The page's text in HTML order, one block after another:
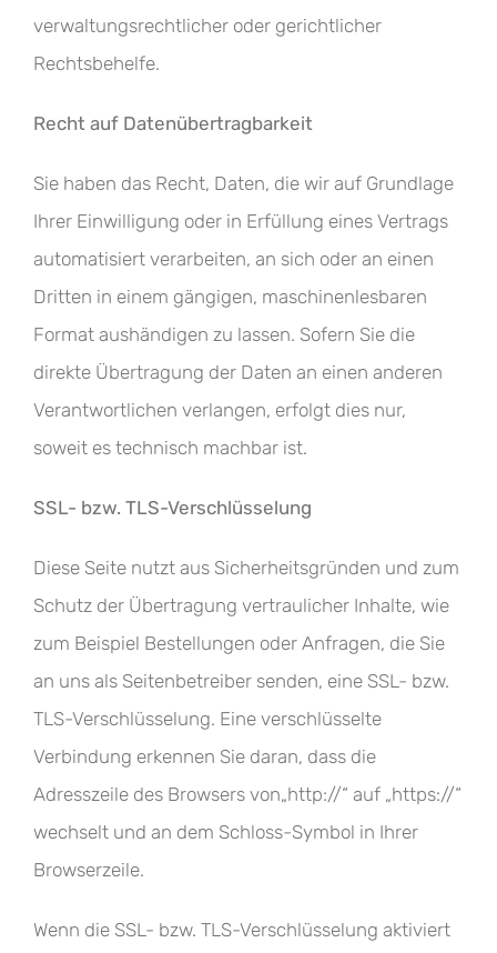
verwaltungsrechtlicher oder gerichtlicher
Rechtsbehelfe.
Recht auf Datenübertragbarkeit
Sie haben das Recht, Daten, die wir auf Grundlage
Ihrer Einwilligung oder in Erfüllung eines Vertrags
automatisiert verarbeiten, an sich oder an einen
Dritten in einem gängigen, maschinenlesbaren
Format aushändigen zu lassen. Sofern Sie die
direkte Übertragung der Daten an einen anderen
Verantwortlichen verlangen, erfolgt dies nur,
soweit es technisch machbar ist.
SSL- bzw. TLS-Verschlüsselung
Diese Seite nutzt aus Sicherheitsgründen und zum
Schutz der Übertragung vertraulicher Inhalte, wie
zum Beispiel Bestellungen oder Anfragen, die Sie
an uns als Seitenbetreiber senden, eine SSL- bzw.
TLS-Verschlüsselung. Eine verschlüsselte
Verbindung erkennen Sie daran, dass die
Adresszeile des Browsers von„http://“ auf „https://“
wechselt und an dem Schloss-Symbol in Ihrer
Browserzeile.
Wenn die SSL- bzw. TLS-Verschlüsselung aktiviert